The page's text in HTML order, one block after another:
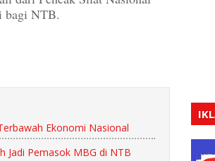
bagi NTB.
Ekonomi Nasional
Jadi Pemasok MBG di NTB